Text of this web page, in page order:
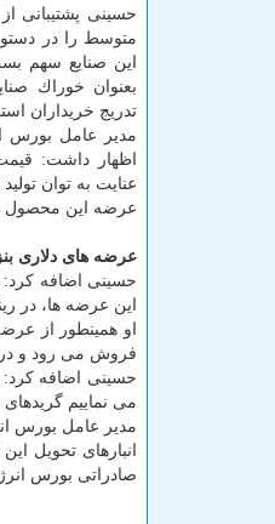
حسینی پشتیبانی
متوسط را در
این صنایع سهم
بعنوان خوراك
تدریج خریداران
مدیر عامل بورس
اظهار داشت:
عنایت به توان
عرضه این محصول
عرضه های دلاری
این عرضه ها، در
او همینطور از عرضه ۴۰۰ تا ۵۰۰ هزار تن بنزین،
فروش می رود و در
حسینی اضافه كرد:
می نماییم
مدیر عامل بورس
انبارهای تحویل
صادراتی بورس